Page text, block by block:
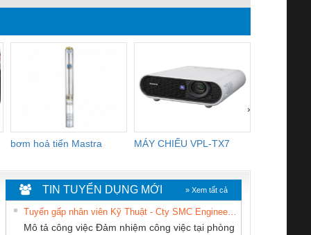
content/uploads/2024/07/Toi-
bơm hoả tiển Mastra MÁY CHIẾU VPL-TX7
›
TIN TUYỂN DỤNG MỚI » Xem tất cả
Mô tả công việc Đảm nhiệm công việc tại phòng